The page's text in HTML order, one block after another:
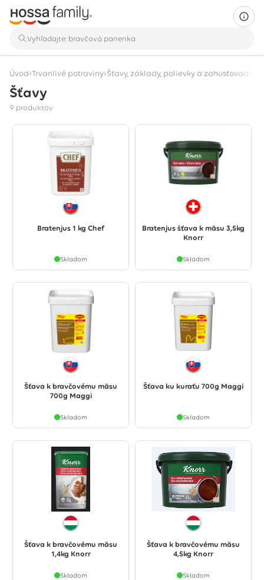
Úvod›Trvanlivé potraviny›Šťavy, základy, polievky a zahusťovadlá
Šťavy
9 produktov
Bratenjus 1 kg Chef
Skladom
Bratenjus šťava k mäsu 3,5kg
Knorr
Skladom
Šťava k bravčovému mäsu
700g Maggi
Skladom
Šťava ku kuraťu 700g Maggi
Skladom
Šťava k bravčovému mäsu
1,4kg Knorr
Skladom
Šťava k bravčovému mäsu
4,5kg Knorr
Skladom